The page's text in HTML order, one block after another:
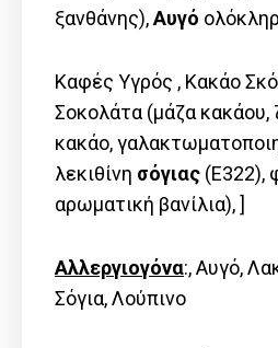
ξανθάνης),Αυγό
Καφές Υγρός , Κακάο
Σοκολάτα (μάζα κακάου,
κακάο,
λεκιθίνη σόγιας (E322),
αρωματική βανίλια), ]
Αλλεργιογόνα:, Αυγό,
Σόγια, Λούπινο